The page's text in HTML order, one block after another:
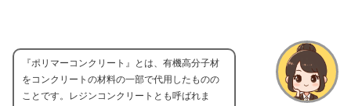
『ポリマーコンクリート』とは、有機高分子材
をコンクリートの材料の一部で代用したものの
ことです。レジンコンクリートとも呼ばれま